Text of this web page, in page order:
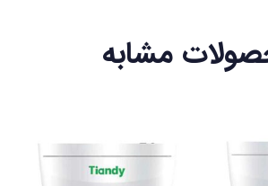
مشابه